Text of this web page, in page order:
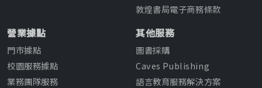
敦煌書局電子商務條款
營業據點
門市據點
校園服務據點
業務團隊服務
其他服務
圖書採購
Caves Publishing
語言教育服務解決方案